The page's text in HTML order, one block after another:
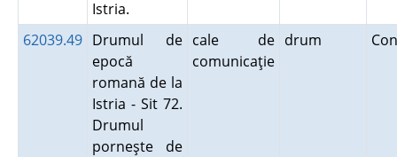
Istria.
62039.49 Drumul de
epocă
romană de la
Istria - Sit 72.
Drumul
porneşte de
cale de
comunicaţie
drum